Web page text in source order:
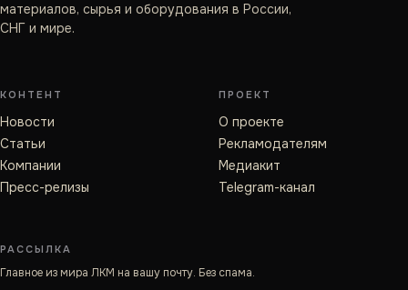
материалов, сырья и оборудования в России,
СНГ и мире.
КОНТЕНТ
Новости
Статьи
Компании
Пресс-релизы
ПРОЕКТ
О проекте
Рекламодателям
Медиакит
Telegram-канал
РАССЫЛКА
Главное из мира ЛКМ на вашу почту. Без спама.